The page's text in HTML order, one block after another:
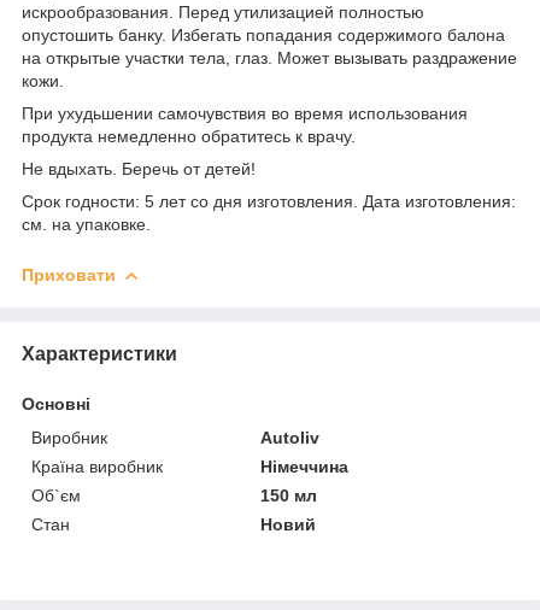
искрообразования. Перед утилизацией полностью
опустошить банку. Избегать попадания содержимого балона
на открытые участки тела, глаз. Может вызывать раздражение
кожи.
При ухудьшении самочувствия во время использования
продукта немедленно обратитесь к врачу.
Не вдыхать. Беречь от детей!
Срок годности: 5 лет со дня изготовления. Дата изготовления:
см. на упаковке.
Приховати
Характеристики
Основні
Виробник
Autoliv
Країна виробник
Німеччина
Об`єм
150 мл
Стан
Новий